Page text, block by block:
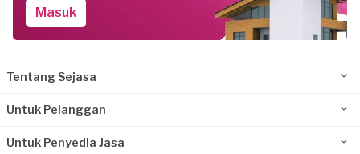
Masuk
Tentang Sejasa
Untuk Pelanggan
Untuk Penyedia Jasa